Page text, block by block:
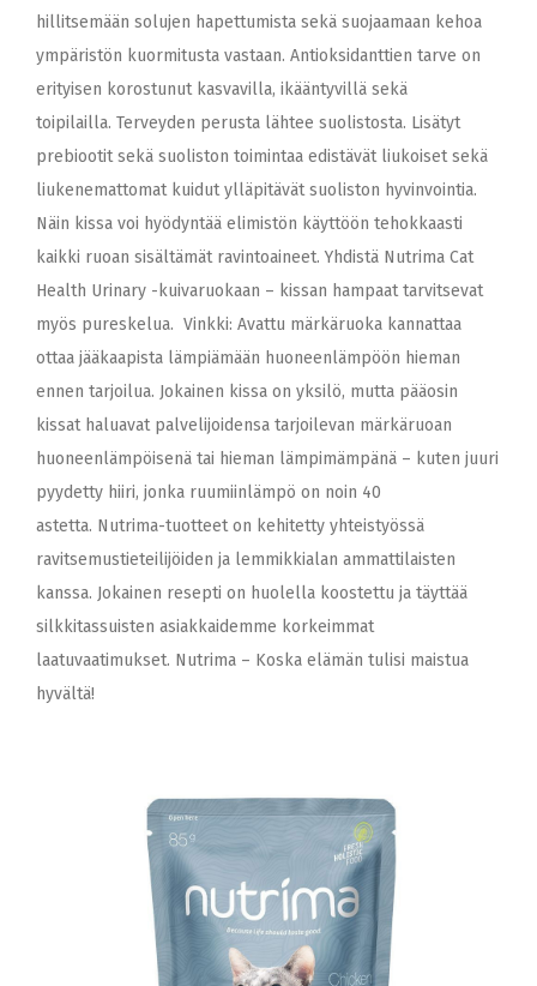
hillitsemään solujen hapettumista sekä suojaamaan kehoa
ympäristön kuormitusta vastaan. Antioksidanttien tarve on
erityisen korostunut kasvavilla, ikääntyvillä sekä
toipilailla. Terveyden perusta lähtee suolistosta. Lisätyt
prebiootit sekä suoliston toimintaa edistävät liukoiset sekä
liukenemattomat kuidut ylläpitävät suoliston hyvinvointia.
Näin kissa voi hyödyntää elimistön käyttöön tehokkaasti
kaikki ruoan sisältämät ravintoaineet. Yhdistä Nutrima Cat
Health Urinary -kuivaruokaan – kissan hampaat tarvitsevat
myös pureskelua. Vinkki: Avattu märkäruoka kannattaa
ottaa jääkaapista lämpiämään huoneenlämpöön hieman
ennen tarjoilua. Jokainen kissa on yksilö, mutta pääosin
kissat haluavat palvelijoidensa tarjoilevan märkäruoan
huoneenlämpöisenä tai hieman lämpimämpänä – kuten juuri
pyydetty hiiri, jonka ruumiinlämpö on noin 40
astetta. Nutrima-tuotteet on kehitetty yhteistyössä
ravitsemustieteilijöiden ja lemmikkialan ammattilaisten
kanssa. Jokainen resepti on huolella koostettu ja täyttää
silkkitassuisten asiakkaidemme korkeimmat
laatuvaatimukset. Nutrima – Koska elämän tulisi maistua
hyvältä!